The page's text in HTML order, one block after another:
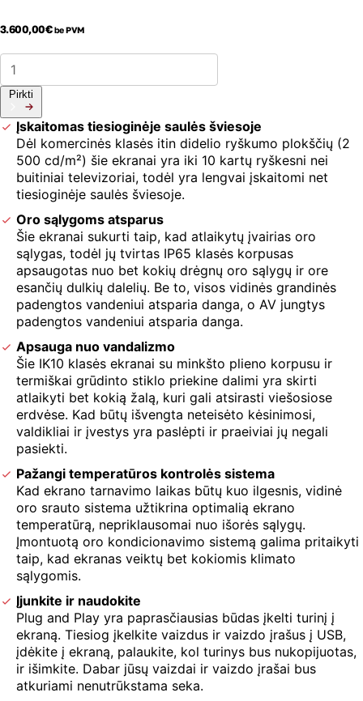
3.600,00€ be PVM
produkto
kiekis:
Allsee
lauko
reklaminis
ekranas,
colių
Pirkti
Įskaitomas tiesioginėje saulės šviesoje
Dėl komercinės klasės itin didelio ryškumo plokščių (2
500 cd/m²) šie ekranai yra iki 10 kartų ryškesni nei
buitiniai televizoriai, todėl yra lengvai įskaitomi net
tiesioginėje saulės šviesoje.
Oro sąlygoms atsparus
Šie ekranai sukurti taip, kad atlaikytų įvairias oro
sąlygas, todėl jų tvirtas IP65 klasės korpusas
apsaugotas nuo bet kokių drėgnų oro sąlygų ir ore
esančių dulkių dalelių. Be to, visos vidinės grandinės
padengtos vandeniui atsparia danga, o AV jungtys
padengtos vandeniui atsparia danga.
Apsauga nuo vandalizmo
Šie IK10 klasės ekranai su minkšto plieno korpusu ir
termiškai grūdinto stiklo priekine dalimi yra skirti
atlaikyti bet kokią žalą, kuri gali atsirasti viešosiose
erdvėse. Kad būtų išvengta neteisėto kėsinimosi,
valdikliai ir įvestys yra paslėpti ir praeiviai jų negali
pasiekti.
Pažangi temperatūros kontrolės sistema
Kad ekrano tarnavimo laikas būtų kuo ilgesnis, vidinė
oro srauto sistema užtikrina optimalią ekrano
temperatūrą, nepriklausomai nuo išorės sąlygų.
Įmontuotą oro kondicionavimo sistemą galima pritaikyti
taip, kad ekranas veiktų bet kokiomis klimato
sąlygomis.
Įjunkite ir naudokite
Plug and Play yra paprasčiausias būdas įkelti turinį į
ekraną. Tiesiog įkelkite vaizdus ir vaizdo įrašus į USB,
įdėkite į ekraną, palaukite, kol turinys bus nukopijuotas,
ir išimkite. Dabar jūsų vaizdai ir vaizdo įrašai bus
atkuriami nenutrūkstama seka.